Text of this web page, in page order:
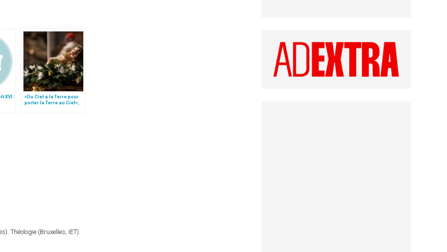
XVI :
«Du Ciel à la Terre pour
porter la Terre au Ciel»,
Théologie (Bruxelles, IET).